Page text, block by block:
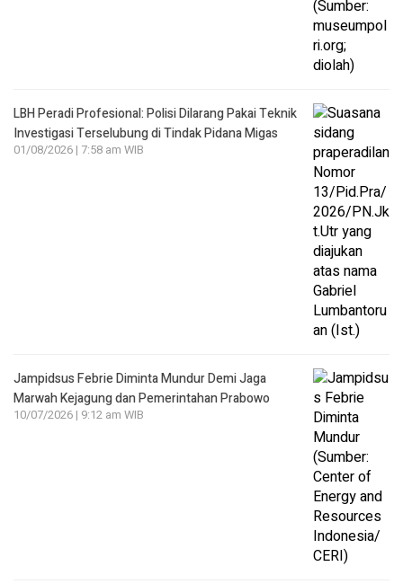
LBH Peradi Profesional: Polisi Dilarang Pakai Teknik
Investigasi Terselubung di Tindak Pidana Migas
01/08/2026 | 7:58 am WIB
Jampidsus Febrie Diminta Mundur Demi Jaga
Marwah Kejagung dan Pemerintahan Prabowo
10/07/2026 | 9:12 am WIB